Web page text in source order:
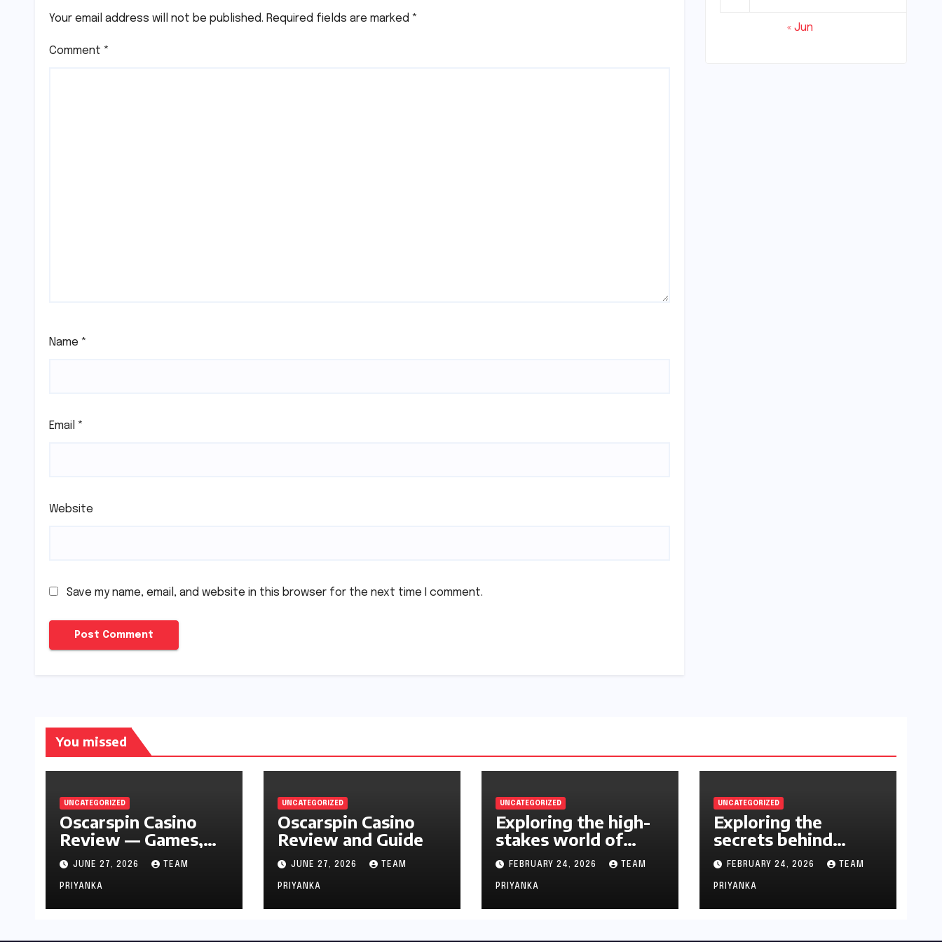
Your email address will not be published. Required fields are marked *
Comment *
Name *
Email *
Website
Save my name, email, and website in this browser for the next time I comment.
« Jun
You missed
UNCATEGORIZED
Oscarspin Casino
Review — Games,
Bonuses & Safety
JUNE 27, 2026 TEAM
PRIYANKA
UNCATEGORIZED
Oscarspin Casino
Review and Guide
JUNE 27, 2026 TEAM
PRIYANKA
UNCATEGORIZED
Exploring the high-
stakes world of
online casinos A
gambler’s guide
FEBRUARY 24, 2026 TEAM
PRIYANKA
UNCATEGORIZED
Exploring the
secrets behind
successful casino
strategies
FEBRUARY 24, 2026 TEAM
PRIYANKA